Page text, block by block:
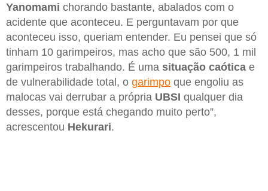
Yanomami chorando bastante, abalados com o
acidente que aconteceu. E perguntavam por que
aconteceu isso, queriam entender. Eu pensei que só
tinham 10 garimpeiros, mas acho que são 500, 1 mil
garimpeiros trabalhando. É uma situação caótica e
de vulnerabilidade total, o garimpo que engoliu as
malocas vai derrubar a própria UBSI qualquer dia
desses, porque está chegando muito perto”,
acrescentou Hekurari.